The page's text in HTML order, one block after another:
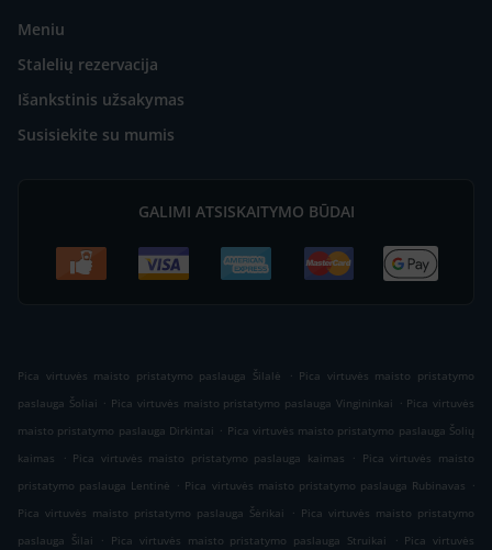
Meniu
Stalelių rezervacija
Išankstinis užsakymas
Susisiekite su mumis
GALIMI ATSISKAITYMO BŪDAI
Pica virtuvės maisto pristatymo paslauga Šilalė . Pica virtuvės maisto pristatymo
paslauga Šoliai . Pica virtuvės maisto pristatymo paslauga Vingininkai . Pica virtuvės
maisto pristatymo paslauga Dirkintai . Pica virtuvės maisto pristatymo paslauga Šolių
kaimas
. Pica virtuvės maisto pristatymo paslauga kaimas . Pica virtuvės maisto
pristatymo paslauga Lentinė . Pica virtuvės maisto pristatymo paslauga Rubinavas .
Pica virtuvės maisto pristatymo paslauga Šėrikai
. Pica virtuvės maisto pristatymo
paslauga Šilai
. Pica virtuvės maisto pristatymo paslauga Struikai . Pica virtuvės